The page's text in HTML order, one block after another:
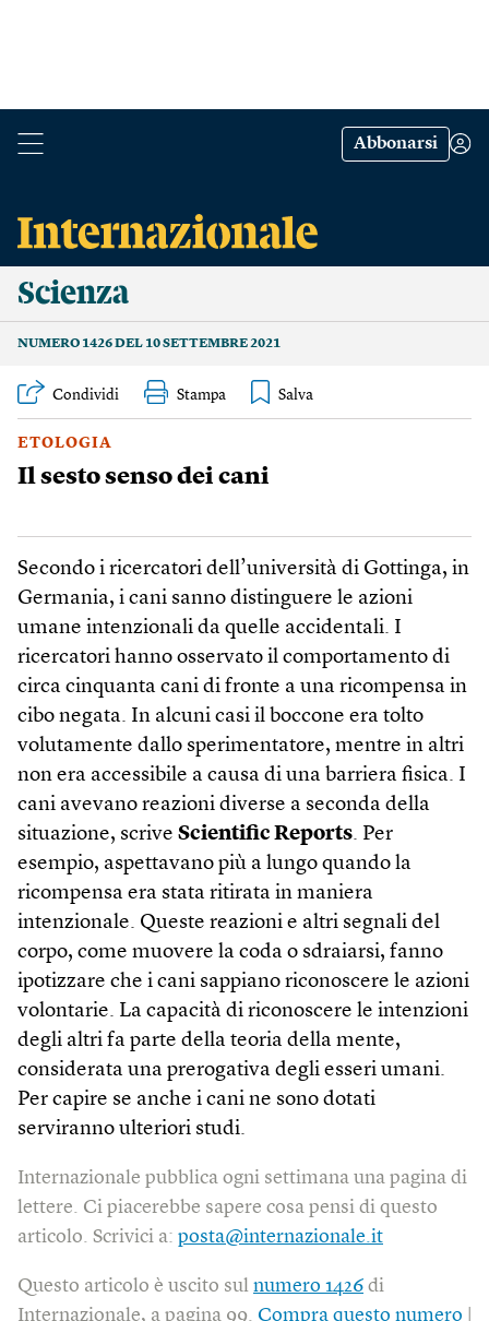
Abbonarsi
Scienza
NUMERO 1426 DEL 10 SETTEMBRE 2021
Condividi Stampa
ETOLOGIA
Il sesto senso dei cani
Secondo i ricercatori dell’università di Gottinga, in
Germania, i cani sanno distinguere le azioni
umane intenzionali da quelle accidentali. I
ricercatori hanno osservato il comportamento di
circa cinquanta cani di fronte a una ricompensa in
cibo negata. In alcuni casi il boccone era tolto
volutamente dallo sperimentatore, mentre in altri
non era accessibile a causa di una barriera fisica. I
cani avevano reazioni diverse a seconda della
situazione, scrive Scientific Reports. Per
esempio, aspettavano più a lungo quando la
ricompensa era stata ritirata in maniera
intenzionale. Queste reazioni e altri segnali del
corpo, come muovere la coda o sdraiarsi, fanno
ipotizzare che i cani sappiano riconoscere le azioni
volontarie. La capacità di riconoscere le intenzioni
degli altri fa parte della teoria della mente,
considerata una prerogativa degli esseri umani.
Per capire se anche i cani ne sono dotati
serviranno ulteriori studi.
Internazionale pubblica ogni settimana una pagina di
lettere. Ci piacerebbe sapere cosa pensi di questo
articolo. Scrivici a: posta@internazionale.it
Questo articolo è uscito sul numero 1426 di
Internazionale, a pagina 99. Compra questo numero